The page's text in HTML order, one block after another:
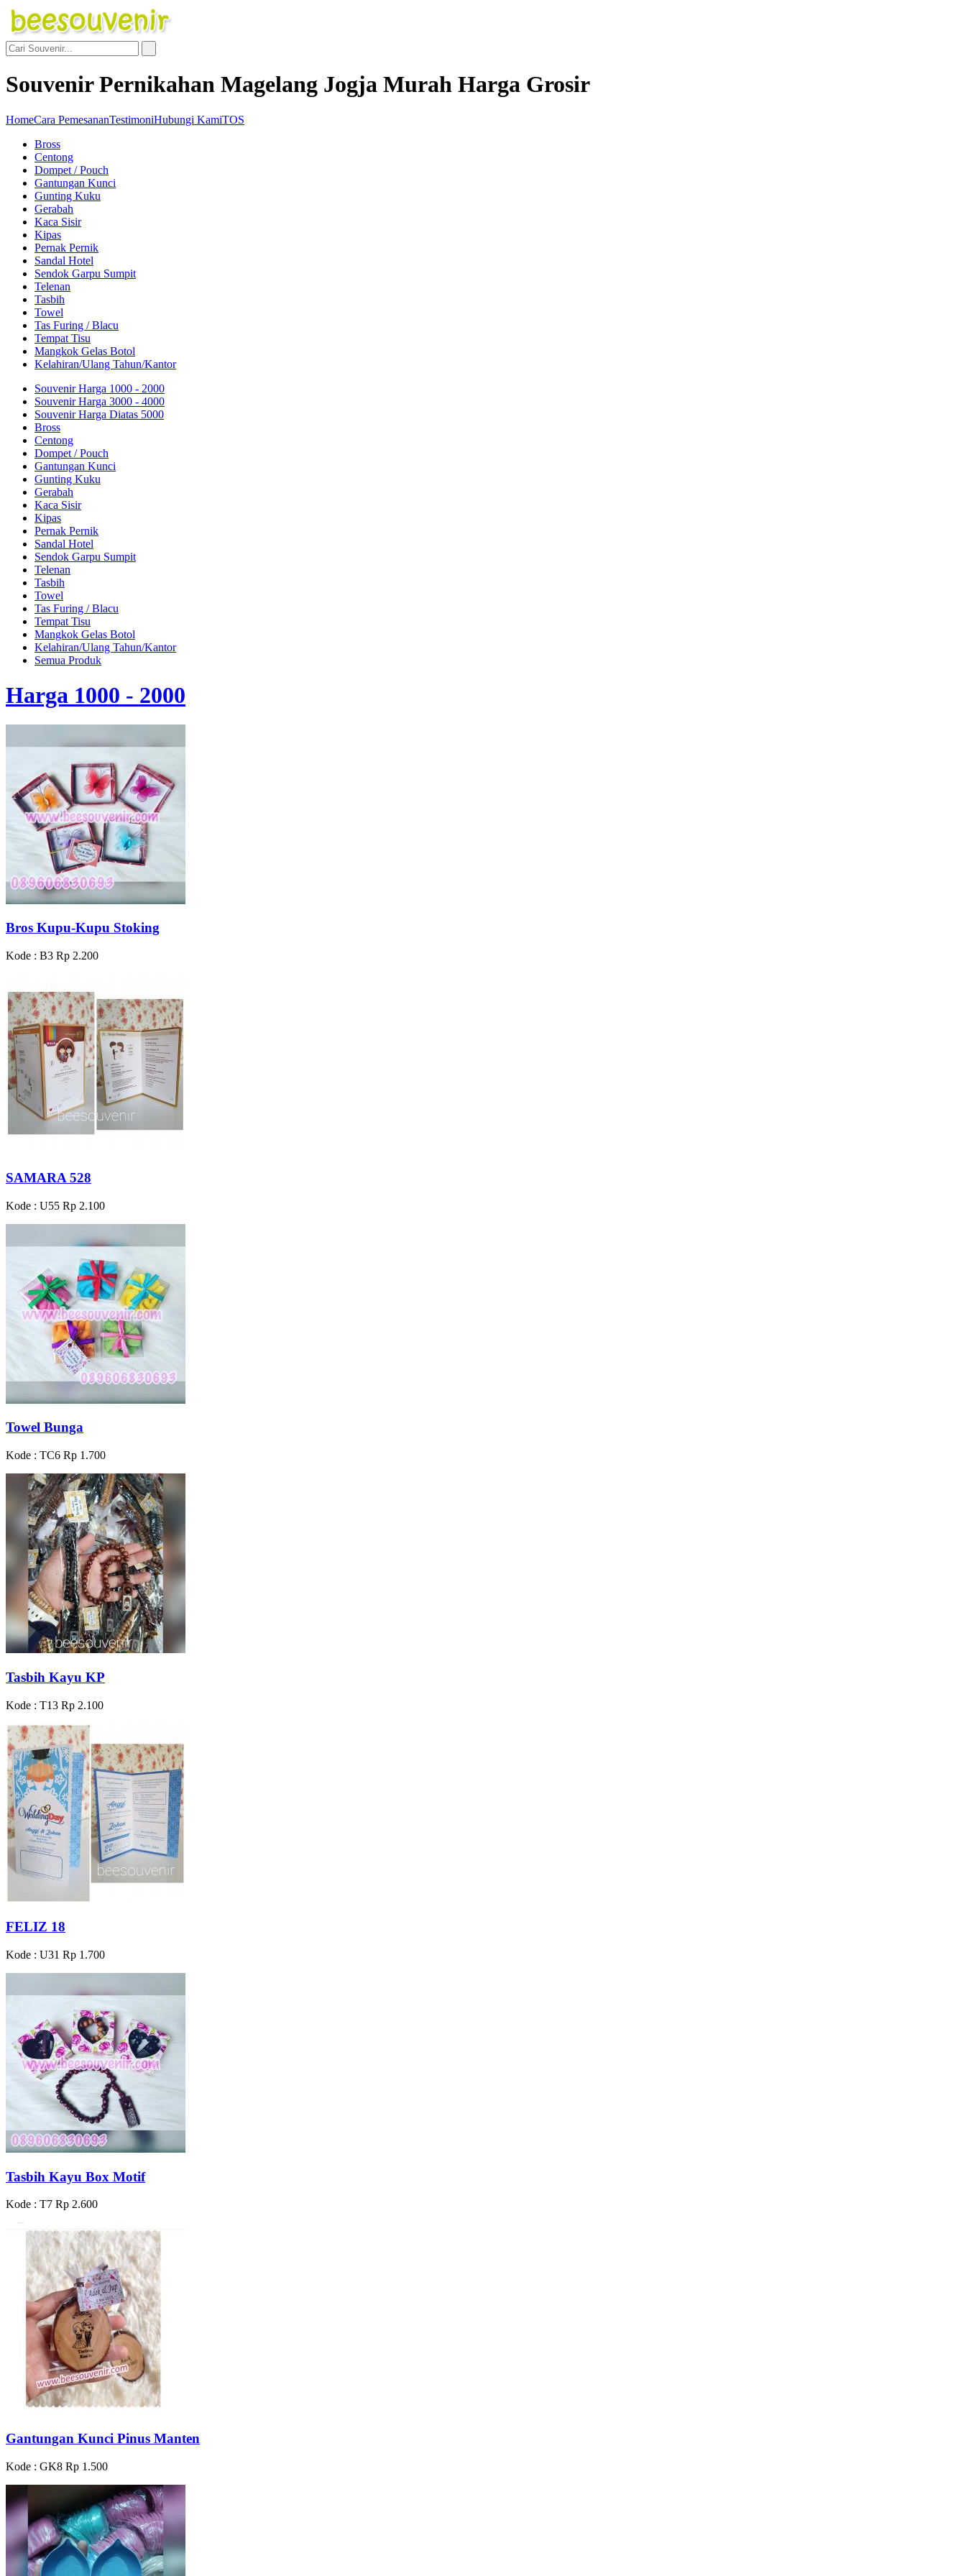
Souvenir Pernikahan Magelang Jogja Murah Harga Grosir
HomeCara PemesananTestimoniHubungi KamiTOS
Bross
Centong
Dompet / Pouch
Gantungan Kunci
Gunting Kuku
Gerabah
Kaca Sisir
Kipas
Pernak Pernik
Sandal Hotel
Sendok Garpu Sumpit
Telenan
Tasbih
Towel
Tas Furing / Blacu
Tempat Tisu
Mangkok Gelas Botol
Kelahiran/Ulang Tahun/Kantor
Souvenir Harga 1000 - 2000
Souvenir Harga 3000 - 4000
Souvenir Harga Diatas 5000
Bross
Centong
Dompet / Pouch
Gantungan Kunci
Gunting Kuku
Gerabah
Kaca Sisir
Kipas
Pernak Pernik
Sandal Hotel
Sendok Garpu Sumpit
Telenan
Tasbih
Towel
Tas Furing / Blacu
Tempat Tisu
Mangkok Gelas Botol
Kelahiran/Ulang Tahun/Kantor
Semua Produk
Harga 1000 - 2000
Bros Kupu-Kupu Stoking
Kode : B3 Rp 2.200
SAMARA 528
Kode : U55 Rp 2.100
Towel Bunga
Kode : TC6 Rp 1.700
Tasbih Kayu KP
Kode : T13 Rp 2.100
FELIZ 18
Kode : U31 Rp 1.700
Tasbih Kayu Box Motif
Kode : T7 Rp 2.600
Gantungan Kunci Pinus Manten
Kode : GK8 Rp 1.500